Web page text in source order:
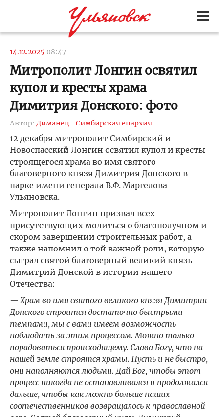
14.12.2025 08:47
Митрополит Лонгин освятил
купол и кресты храма
Димитрия Донского: фото
Автор: Диманец Симбирская епархия
12 декабря митрополит Симбирский и
Новоспасский Лонгин освятил купол и кресты
строящегося храма во имя святого
благоверного князя Димитрия Донского в
парке имени генерала В.Ф. Маргелова
Ульяновска.
Митрополит Лонгин призвал всех
присутствующих молиться о благополучном и
скором завершении строительных работ, а
также напомнил о той важной роли, которую
сыграл святой благоверный великий князь
Димитрий Донской в истории нашего
Отечества:
— Храм во имя святого великого князя Димитрия
Донского строится достаточно быстрыми
темпами, мы с вами имеем возможность
наблюдать за этим процессом. Можно только
порадоваться происходящему. Слава Богу, что на
нашей земле строятся храмы. Пусть и не быстро,
они наполняются людьми. Дай Бог, чтобы этот
процесс никогда не останавливался и продолжался
дальше, чтобы как можно больше наших
соотечественников возвращалось к православной